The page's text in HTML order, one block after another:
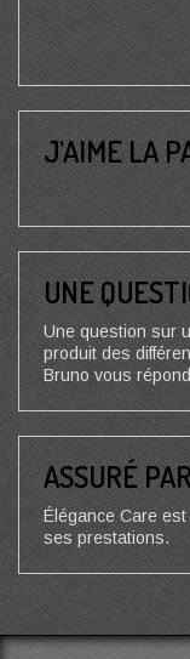
J’AIME LA
UNE
Une question sur
produit des
Bruno vous
ASSURÉ
Élégance Care
ses prestations.